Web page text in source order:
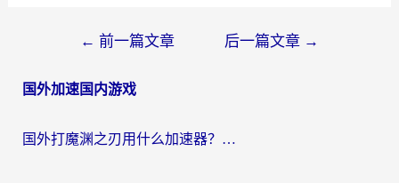
导
← 前一篇文章 后一篇文章 →
国外加速国内游戏
国外打魔渊之刃用什么加速器？2026海外玩家国服游戏加速全攻略（附闪耀暖暖&复苏的魔女避坑指南）